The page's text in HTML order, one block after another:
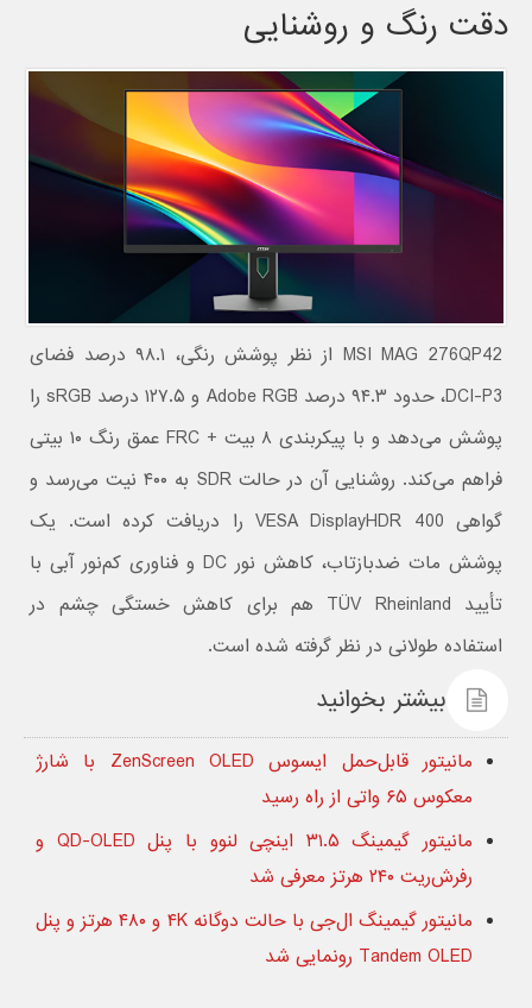
دقت رنگ و روشنایی
MSI MAG 276QP42 از نظر پوشش رنگی، ۹۸.۱ درصد فضای
DCI-P3، حدود ۹۴.۳ درصد Adobe RGB و ۱۲۷.۵ درصد sRGB را
پوشش می‌دهد و با پیکربندی ۸ بیت + FRC عمق رنگ ۱۰ بیتی
فراهم می‌کند. روشنایی آن در حالت SDR به ۴۰۰ نیت می‌رسد و
گواهی VESA DisplayHDR 400 را دریافت کرده است. یک
پوشش مات ضدبازتاب، کاهش نور DC و فناوری کم‌نور آبی با
تأیید TÜV Rheinland هم برای کاهش خستگی چشم در
استفاده طولانی در نظر گرفته شده است.
بیشتر بخوانید
مانیتور قابل‌حمل ایسوس ZenScreen OLED با شارژ
معکوس ۶۵ واتی از راه رسید
مانیتور گیمینگ ۳۱.۵ اینچی لنوو با پنل QD-OLED و
رفرش‌ریت ۲۴۰ هرتز معرفی شد
مانیتور گیمینگ ال‌جی با حالت دوگانه ۴K و ۴۸۰ هرتز و پنل
Tandem OLED رونمایی شد